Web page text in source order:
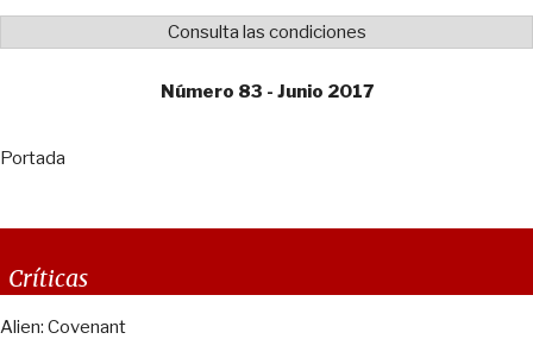
Consulta las condiciones
Número 83 - Junio 2017
Portada
Críticas
Alien: Covenant